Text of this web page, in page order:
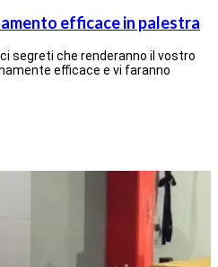
efficace in palestra
segreti che renderanno il vostro
efficace e vi faranno